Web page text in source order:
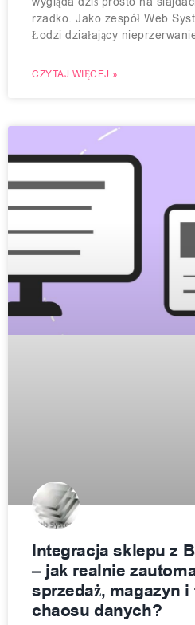
rzadko. Jako zespół Web
Łodzi działający
CZYTAJ WIĘCEJ »
Integracja sklepu z
– jak realnie
sprzedaż, magazyn
chaosu danych?